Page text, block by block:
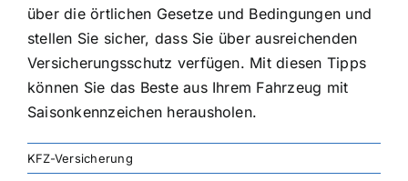
über die örtlichen Gesetze und Bedingungen und
stellen Sie sicher, dass Sie über ausreichenden
Versicherungsschutz verfügen. Mit diesen Tipps
können Sie das Beste aus Ihrem Fahrzeug mit
Saisonkennzeichen herausholen.
KFZ-Versicherung